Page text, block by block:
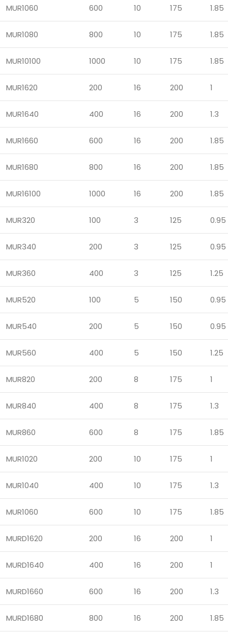
MUR1060 600 10 175 1.85
MUR1080 800 10 175 1.85
MUR10100 1000 10 175 1.85
MUR1620 200 16 200 1
MUR1640 400 16 200 1.3
MUR1660 600 16 200 1.85
MUR1680 800 16 200 1.85
MUR16100 1000 16 200 1.85
MUR320 100 3 125 0.95
MUR340 200 3 125 0.95
MUR360 400 3 125 1.25
MUR520 100 5 150 0.95
MUR540 200 5 150 0.95
MUR560 400 5 150 1.25
MUR820 200 8 175 1
MUR840 400 8 175 1.3
MUR860 600 8 175 1.85
MUR1020 200 10 175 1
MUR1040 400 10 175 1.3
MUR1060 600 10 175 1.85
MURD1620 200 16 200 1
MURD1640 400 16 200 1
MURD1660 600 16 200 1.3
MURD1680 800 16 200 1.85